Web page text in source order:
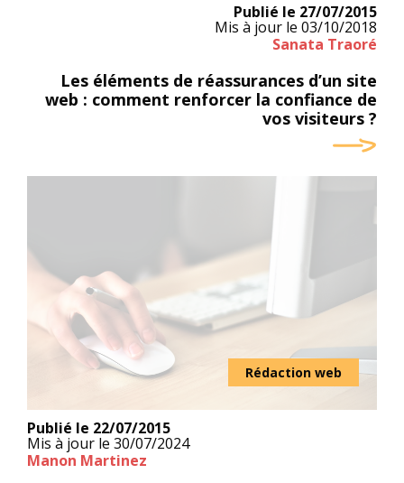
Publié le 27/07/2015
Mis à jour le 03/10/2018
Sanata Traoré
Les éléments de réassurances d’un site
web : comment renforcer la confiance de
vos visiteurs ?
Rédaction web
Publié le 22/07/2015
Mis à jour le 30/07/2024
Manon Martinez